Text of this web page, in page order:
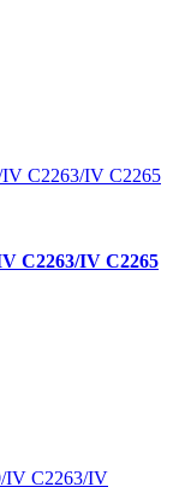
C2263/IV C2265